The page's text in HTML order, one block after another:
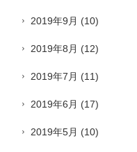
2019年9月 (10)
2019年8月 (12)
2019年7月 (11)
2019年6月 (17)
2019年5月 (10)